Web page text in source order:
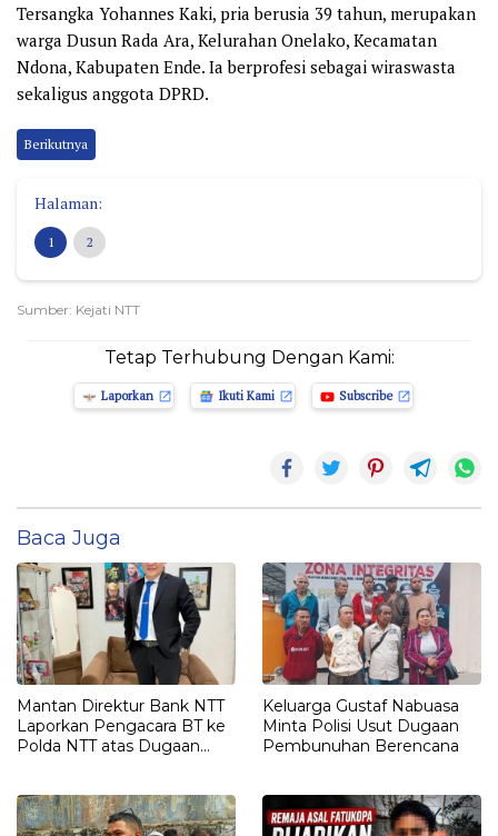
Tersangka Yohannes Kaki, pria berusia 39 tahun, merupakan
warga Dusun Rada Ara, Kelurahan Onelako, Kecamatan
Ndona, Kabupaten Ende. Ia berprofesi sebagai wiraswasta
sekaligus anggota DPRD.
Berikutnya
Halaman:
1 2
Sumber: Kejati NTT
Tetap Terhubung Dengan Kami:
Laporkan Ikuti Kami Subscribe
Baca Juga
Mantan Direktur Bank NTT
Laporkan Pengacara BT ke
Polda NTT atas Dugaan
Keluarga Gustaf Nabuasa
Minta Polisi Usut Dugaan
Pembunuhan Berencana